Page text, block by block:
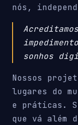
nós,
sonhos
Nossos
lugares do
e práticas.
que vá além